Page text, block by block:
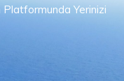
Platformunda Yerinizi